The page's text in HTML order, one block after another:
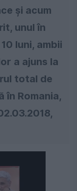
și acum
unul în
luni, ambii
a ajuns la
total de
în Romania,